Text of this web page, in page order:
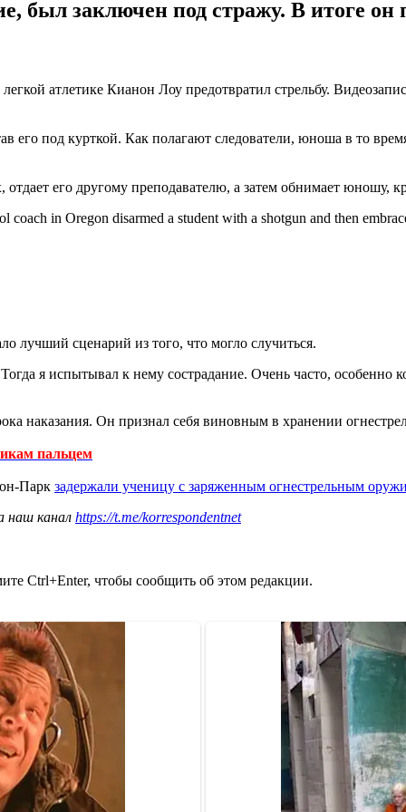
был заключен под стражу. В итоге он
атлетике Кианон Лоу предотвратил стрельбу.
его под курткой. Как полагают следователи, юноша в то
его другому преподавателю, а затем обнимает юношу,
coach in Oregon disarmed a student with a shotgun and then
лучший сценарий из того, что могло случиться.
я испытывал к нему сострадание. Очень часто, особенно
наказания. Он признал себя виновным в хранении
пальцем
Парк задержали ученицу с заряженным огнестрельным
наш канал https://t.me/korrespondentnet
Ctrl+Enter, чтобы сообщить об этом редакции.